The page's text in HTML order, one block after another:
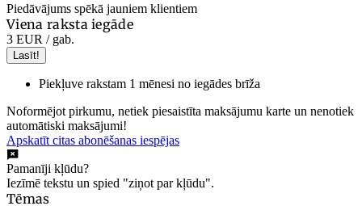
Piedāvājums spēkā jauniem klientiem
Viena raksta iegāde
3 EUR / gab.
Lasīt!
Piekļuve rakstam 1 mēnesi no iegādes brīža
Noformējot pirkumu, netiek piesaistīta maksājumu karte un nenotiek
automātiski maksājumi!
Apskatīt citas abonēšanas iespējas
Pamanīji kļūdu?
Iezīmē tekstu un spied "ziņot par kļūdu".
Tēmas